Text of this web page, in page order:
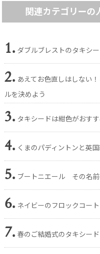
関連カテゴリーの
1. ダブルブレストのタキシー
2. あえてお色直しはしない
ルを決めよう
3. タキシードは紺色がおす
4. くまのパディントンと英
5. ブートニエール その名前
6. ネイビーのフロックコート
7. 春のご結婚式のタキシード